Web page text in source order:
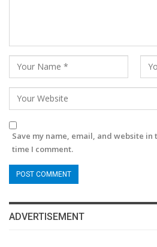
Save my name, email, and website
time I comment.
ADVERTISEMENT